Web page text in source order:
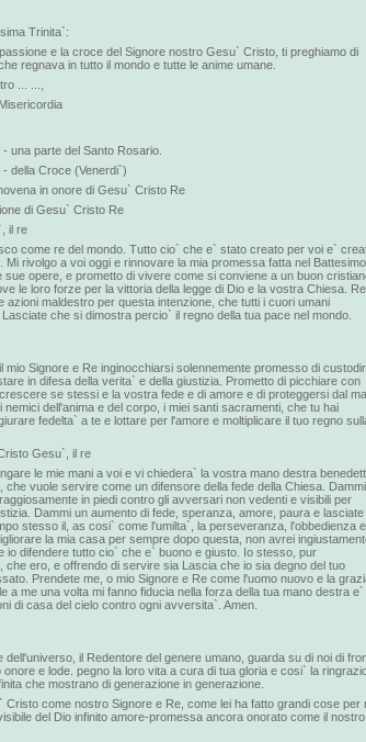
Trinita`:
e la croce del Signore nostro Gesu` Cristo, ti preghiamo di
regnava in tutto il mondo e tutte le anime umane.
... ...,
una parte del Santo Rosario.
della Croce (Venerdi`)
in onore di Gesu` Cristo Re
di Gesu` Cristo Re
il re
come re del mondo. Tutto cio` che e` stato creato per voi e`
Mi rivolgo a voi oggi e rinnovare la mia promessa fatta nel
sue opere, e prometto di vivere come si conviene a un buon
le loro forze per la vittoria della legge di Dio e la vostra Chiesa.
azioni maldestro per questa intenzione, che tutti i cuori umani
che si dimostra percio` il regno della tua pace nel mondo.
mio Signore e Re inginocchiarsi solennemente promesso di
in difesa della verita` e della giustizia. Prometto di picchiare con
se stessi e la vostra fede e di amore e di proteggersi dal
nemici dell'anima e del corpo, i miei santi sacramenti, che tu hai
fedelta` a te e lottare per l'amore e moltiplicare il tuo regno
Gesu`, il re
le mie mani a voi e vi chiedera` la vostra mano destra
che vuole servire come un difensore della fede della Chiesa.
in piedi contro gli avversari non vedenti e visibili per
Dammi un aumento di fede, speranza, amore, paura e lasciate
stesso il, as cosi` come l'umilta`, la perseveranza, l'obbedienza
la mia casa per sempre dopo questa, non avrei
io difendere tutto cio` che e` buono e giusto. Io stesso, pur
che ero, e offrendo di servire sia Lascia che io sia degno del tuo
Prendete me, o mio Signore e Re come l'uomo nuovo e la
a me una volta mi fanno fiducia nella forza della tua mano destra e`
di casa del cielo contro ogni avversita`. Amen.
il Redentore del genere umano, guarda su di noi di
e lode. pegno la loro vita a cura di tua gloria e cosi` la
che mostrano di generazione in generazione.
Cristo come nostro Signore e Re, come lei ha fatto grandi cose per
del Dio infinito amore-promessa ancora onorato come il nostro